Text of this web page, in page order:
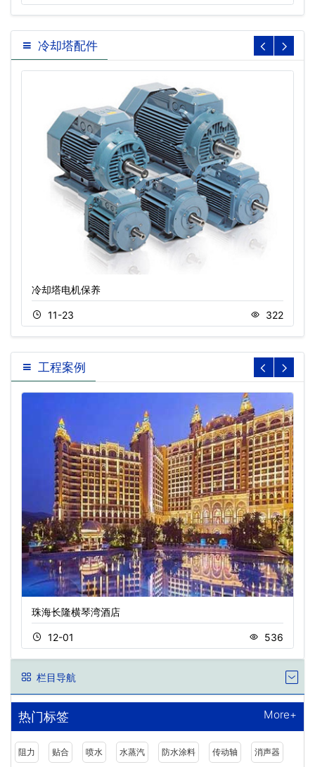
冷却塔配件
冷却塔电机保养
11-23 322
工程案例
珠海长隆横琴湾酒店
12-01 536
栏目导航
热门标签 More+
阻力 贴合 喷水 水蒸汽 防水涂料 传动轴 消声器